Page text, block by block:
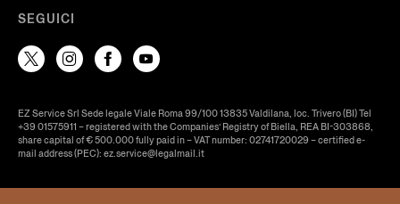
SEGUICI
EZ Service Srl Sede legale Viale Roma 99/100 13835 Valdilana, loc. Trivero (BI) Tel
+39 01575911 – registered with the Companies’ Registry of Biella, REA BI-303868,
share capital of € 500.000 fully paid in – VAT number: 02741720029 – certified e-
mail address (PEC): ez.service@legalmail.it